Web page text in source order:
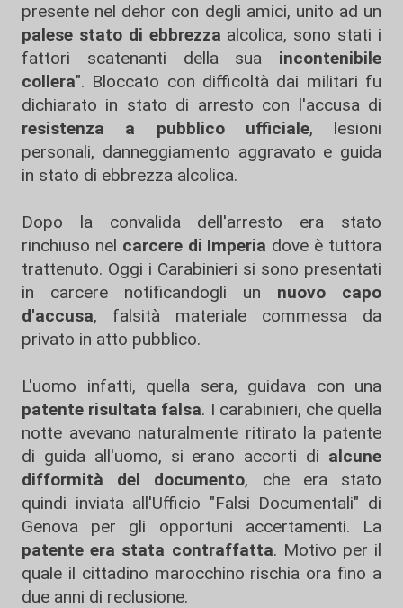
presente nel dehor con degli amici, unito ad un
palese stato di ebbrezza alcolica, sono stati i
fattori scatenanti della sua incontenibile
collera". Bloccato con difficoltà dai militari fu
dichiarato in stato di arresto con l'accusa di
resistenza a pubblico ufficiale, lesioni
personali, danneggiamento aggravato e guida
in stato di ebbrezza alcolica.
Dopo la convalida dell'arresto era stato
rinchiuso nel carcere di Imperia dove è tuttora
trattenuto. Oggi i Carabinieri si sono presentati
in carcere notificandogli un nuovo capo
d'accusa, falsità materiale commessa da
privato in atto pubblico.
L'uomo infatti, quella sera, guidava con una
patente risultata falsa. I carabinieri, che quella
notte avevano naturalmente ritirato la patente
di guida all'uomo, si erano accorti di alcune
difformità del documento, che era stato
quindi inviata all'Ufficio "Falsi Documentali" di
Genova per gli opportuni accertamenti. La
patente era stata contraffatta. Motivo per il
quale il cittadino marocchino rischia ora fino a
due anni di reclusione.